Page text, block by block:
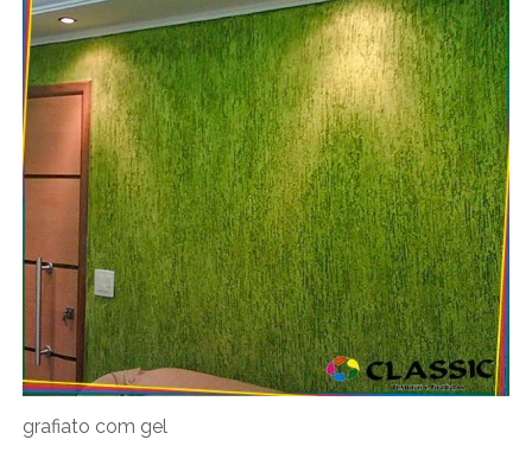
grafiato com gel